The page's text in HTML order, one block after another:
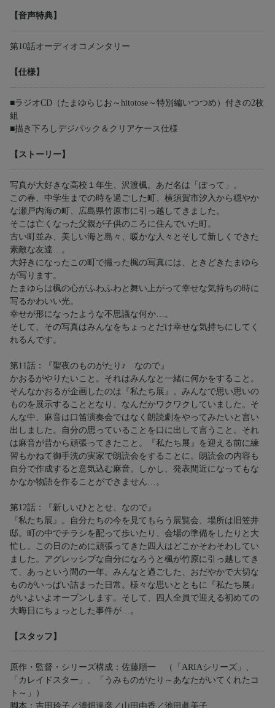
【音声特典】
第10話オーディオコメンタリー
【仕様】
■ラジオCD（たまゆらじお～hitotose～特別編いつつめ）付きの2枚
組
■描き下ろしデジパック＆クリアケース仕様
【ストーリー】
写真が大好きな高校１年生、沢渡楓。あだ名は「ぽって」。
この春、中学生までの時を過ごした町、横須賀市汐入から穏やか
な瀬戸内海の町、広島県竹原市に引っ越してきました。
そこは亡くなった父親が子供のころに住んでいた町。
古い町並み、美しい海と島々、暖かな人々とそして新しくできた
素敵な友達…。
大好きになったこの町で撮った楓の写真には、ときどきたまゆら
が写ります。
たまゆらは楓の心がふわふわと舞い上がって幸せな気持ちの時に
写るかわいい光。
幸せが形になったような不思議な何か…。
そして、その写真はみんなをちょっとだけ幸せな気持ちにしてく
れるんです。
第11話：『聖夜のものがたり♪ なので』
かおるがやりたいこと。それはみんなと一緒に何かをすること。
そんなかおるが企画したのは『私たち展』。みんなで思い思いの
ものを展示することとなり、なんだかワクワクしていました。そ
んな中、麻音は口笛演奏会ではなく朗読劇をやってみたいと言い
出しました。自分の思っていることを口に出して言うこと。それ
は麻音が昔から頑張ってきたこと。『私たち展』を迎える前に練
習もかねて御手洗の実家で朗読会をすることに。朗読会の内容も
自分で作成すると意気込む麻音。しかし、発表間近になってもな
かなか物語を作ることができません…。
第12話：『新しいひととせ、なので』
『私たち展』。自分たちの今を見てもらう展覧会、場所は旧笠井
邸。町の中でチラシを配って歩いたり、会場の準備をしたりと大
忙し。この日のために頑張ってきた四人はどこかそわそわしてい
ました。アグレッシブな自分になろうと楓が竹原に引っ越してき
て、あっという間の一年。みんなと過ごした、おだやかで大切な
ものがいっぱい詰まった日常。様々な思いとともに『私たち展』
がいよいよオープンします。そして、四人全員で迎える初めての
大晦日にちょっとした事件が…。
【スタッフ】
原作・監督・シリーズ構成：佐藤順一 （「ARIAシリーズ」、
「カレイドスター」、「うみものがたり～あなたがいてくれたコ
ト～」）
脚本：吉田玲子／浦畑達彦／山田由香／池田眞美子